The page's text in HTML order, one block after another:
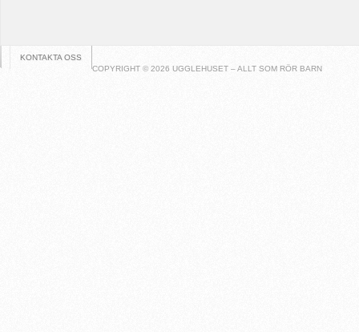
KONTAKTA OSS
COPYRIGHT © 2026 UGGLEHUSET – ALLT SOM RÖR BARN